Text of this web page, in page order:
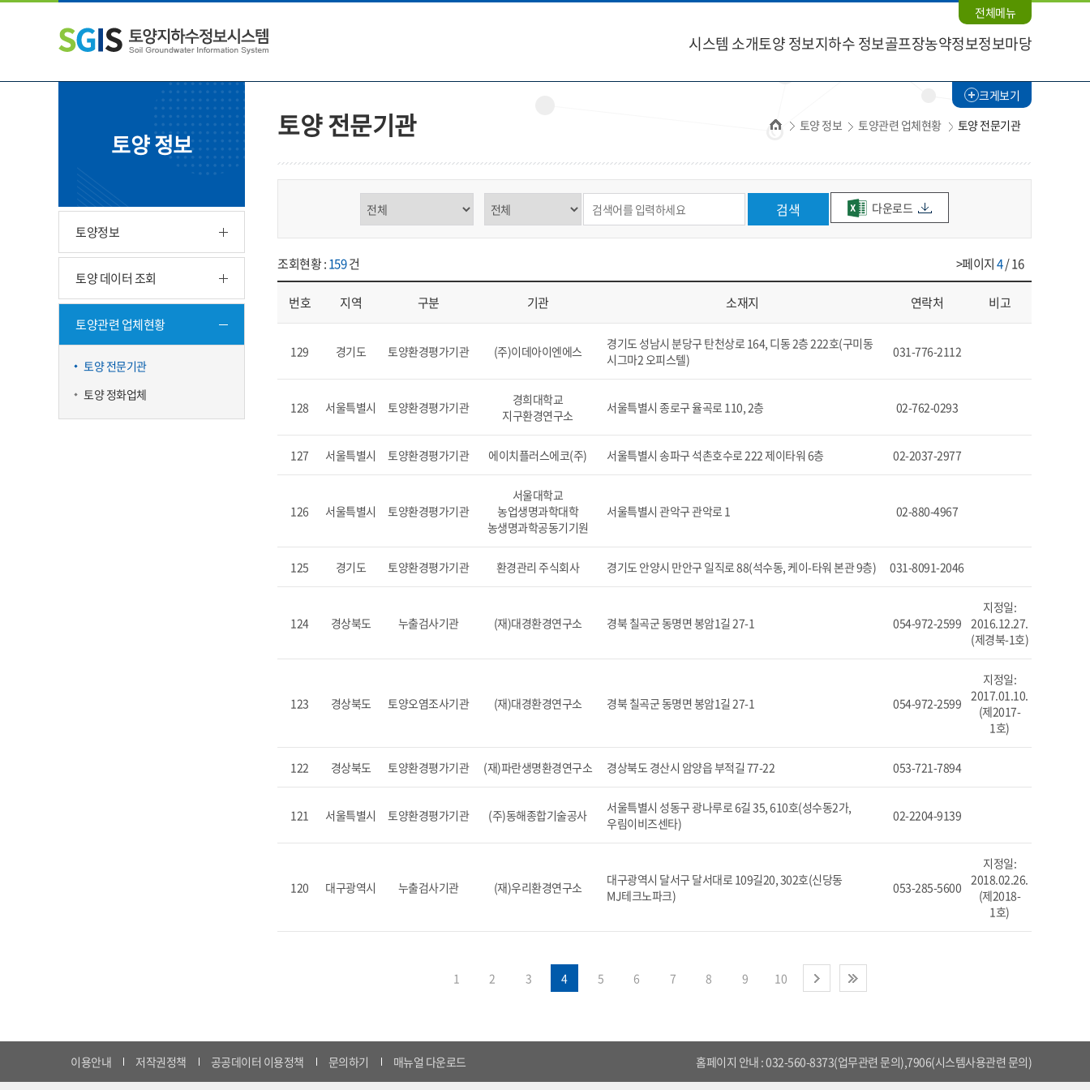
시스템 소개토양 정보지하수 정보골프장농약정보정보마당
전체메뉴
토양 정보
토양정보
토양 데이터 조회
토양관련 업체현황
토양 전문기관
토양 정화업체
토양 전문기관 홈 토양 정보 토양관련 업체현황 토양 전문기관
크게보기
검색 다운로드
조회현황 :159건 >페이지4/ 16
번호 지역 구분 기관 소재지 연락처 비고
129 경기도 토양환경평가기관 (주)이데아이엔에스
경기도 성남시 분당구 탄천상로 164, 디동 2층 222호(구미동
시그마2 오피스텔)
031-776-2112
128 서울특별시 토양환경평가기관
경희대학교
지구환경연구소
서울특별시 종로구 율곡로 110, 2층 02-762-0293
127 서울특별시 토양환경평가기관 에이치플러스에코(주) 서울특별시 송파구 석촌호수로 222 제이타워 6층 02-2037-2977
126 서울특별시 토양환경평가기관
서울대학교
농업생명과학대학
농생명과학공동기기원
서울특별시 관악구 관악로 1 02-880-4967
125 경기도 토양환경평가기관 환경관리 주식회사 경기도 안양시 만안구 일직로 88(석수동, 케이-타워 본관 9층) 031-8091-2046
124 경상북도 누출검사기관 (재)대경환경연구소 경북 칠곡군 동명면 봉암1길 27-1 054-972-2599
지정일:
2016.12.27.
(제경북-1호)
123 경상북도 토양오염조사기관 (재)대경환경연구소 경북 칠곡군 동명면 봉암1길 27-1 054-972-2599
지정일:
2017.01.10.
(제2017-
1호)
122 경상북도 토양환경평가기관 (재)파란생명환경연구소 경상북도 경산시 암양읍 부적길 77-22 053-721-7894
121 서울특별시 토양환경평가기관 (주)동해종합기술공사
서울특별시 성동구 광나루로 6길 35, 610호(성수동2가,
우림이비즈센타)
02-2204-9139
120 대구광역시 누출검사기관 (재)우리환경연구소
대구광역시 달서구 달서대로 109길20, 302호(신당동
MJ테크노파크)
053-285-5600
지정일:
2018.02.26.
(제2018-
1호)
1 2 3 4 5 6 7 8 9 10 다음 끝
이용안내 저작권정책 공공데이터 이용정책 문의하기 매뉴얼 다운로드 홈페이지 안내 : 032-560-8373(업무관련 문의),7906(시스템사용관련 문의)